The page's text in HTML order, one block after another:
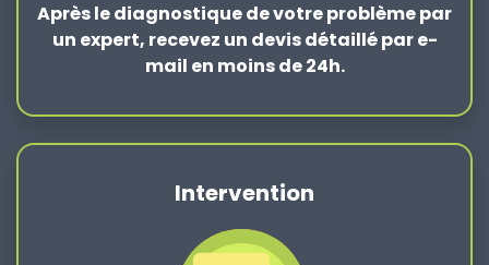
Après lediagnostique de votre problèmepar
un expert, recevez un devis détaillé par e-
mail en moins de 24h.
Intervention